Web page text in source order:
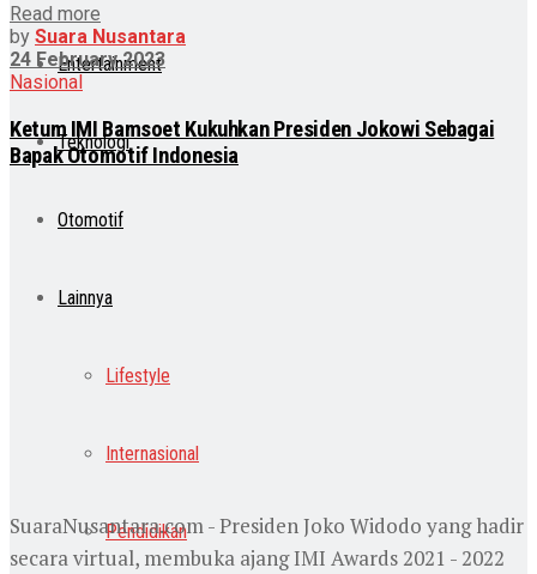
Entertainment
Teknologi
Otomotif
Lainnya
Lifestyle
Internasional
Pendidikan
Read more
by Suara Nusantara
24 February 2023
Nasional
Ketum IMI Bamsoet Kukuhkan Presiden Jokowi Sebagai
Bapak Otomotif Indonesia
SuaraNusantara.com - Presiden Joko Widodo yang hadir
secara virtual, membuka ajang IMI Awards 2021 - 2022